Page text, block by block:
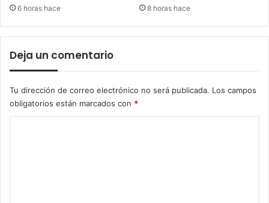
6 horas hace 8 horas hace
Deja un comentario
Tu dirección de correo electrónico no será publicada. Los campos
obligatorios están marcados con *